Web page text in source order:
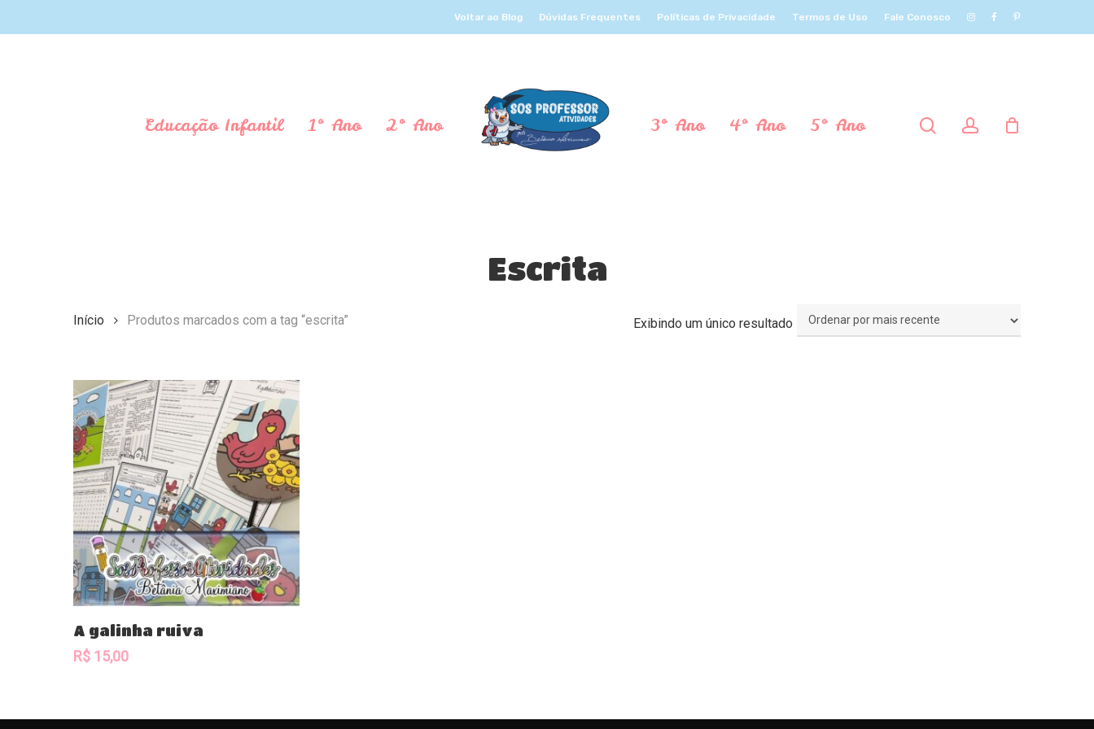
Voltar ao Blog Dúvidas Frequentes Políticas de Privacidade Termos de Uso Fale Conosco
Educação Infantil 1º Ano 2º Ano 3º Ano 4º Ano 5º Ano procuraraccount
Escrita
Exibindo um único resultado
Início Produtos marcados com a tag “escrita”
Comprar
A galinha ruiva
R$ 15,00